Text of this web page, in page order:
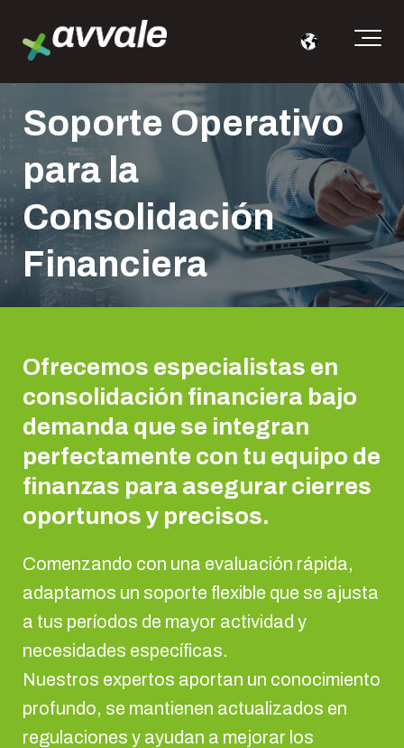
Soporte Operativo
para la
Consolidación
Financiera
Ofrecemos especialistas en
consolidación financiera bajo
demanda que se integran
perfectamente con tu equipo de
finanzas para asegurar cierres
oportunos y precisos.
Comenzando con una evaluación rápida,
adaptamos un soporte flexible que se ajusta
a tus períodos de mayor actividad y
necesidades específicas.
Nuestros expertos aportan un conocimiento
profundo, se mantienen actualizados en
regulaciones y ayudan a mejorar los